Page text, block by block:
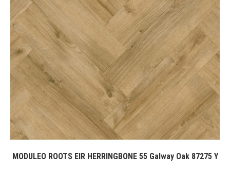
MODULEO ROOTS EIR HERRINGBONE 55 Galway Oak 87275 Y